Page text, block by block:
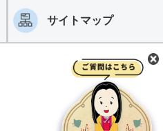
サイトマップ